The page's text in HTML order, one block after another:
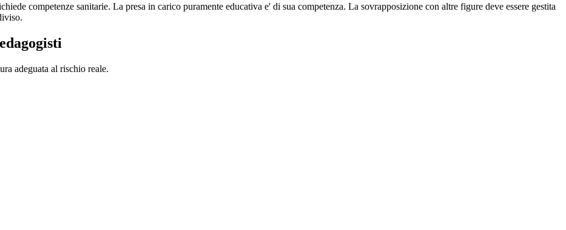
competenze sanitarie. La presa in carico puramente educativa e' di sua competenza. La sovrapposizione con altre figure deve essere gestita
adeguata al rischio reale.